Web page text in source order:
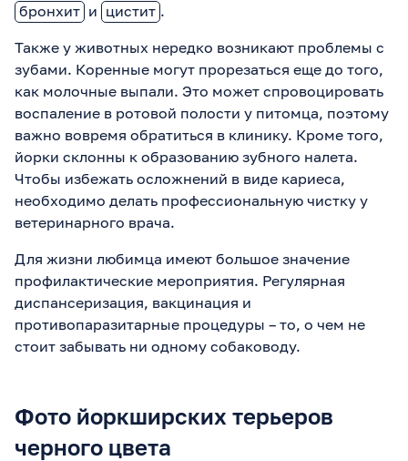
бронхит и цистит .
Также у животных нередко возникают проблемы с
зубами. Коренные могут прорезаться еще до того,
как молочные выпали. Это может спровоцировать
воспаление в ротовой полости у питомца, поэтому
важно вовремя обратиться в клинику. Кроме того,
йорки склонны к образованию зубного налета.
Чтобы избежать осложнений в виде кариеса,
необходимо делать профессиональную чистку у
ветеринарного врача.
Для жизни любимца имеют большое значение
профилактические мероприятия. Регулярная
диспансеризация, вакцинация и
противопаразитарные процедуры – то, о чем не
стоит забывать ни одному собаководу.
Фото йоркширских терьеров
черного цвета